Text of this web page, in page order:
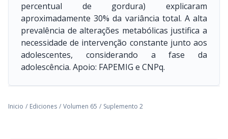
percentual de gordura) explicaram
aproximadamente 30% da variância total. A alta
prevalência de alterações metabólicas justifica a
necessidade de intervenção constante junto aos
adolescentes, considerando a fase da
adolescência. Apoio: FAPEMIG e CNPq.
Inicio / Ediciones / Volumen 65 / Suplemento 2